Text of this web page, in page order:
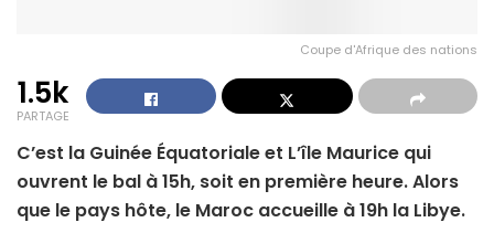
Coupe d'Afrique des nations
1.5k
PARTAGE
C’est la Guinée Équatoriale et L’île Maurice qui
ouvrent le bal à 15h, soit en première heure. Alors
que le pays hôte, le Maroc accueille à 19h la Libye.